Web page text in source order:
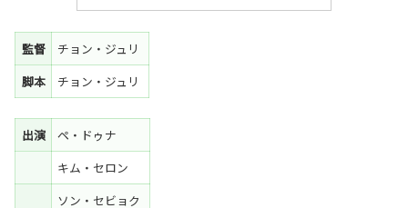
監督
チョン・ジュリ
脚本
チョン・ジュリ
出演
ペ・ドゥナ
キム・セロン
ソン・セビョク